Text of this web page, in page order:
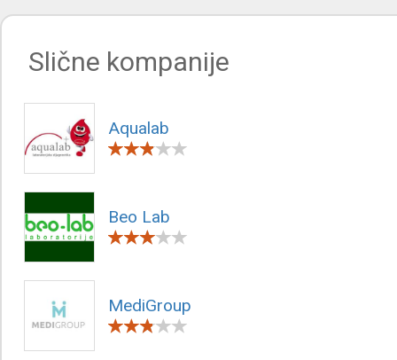
Slične kompanije
Aqualab
Beo Lab
MediGroup